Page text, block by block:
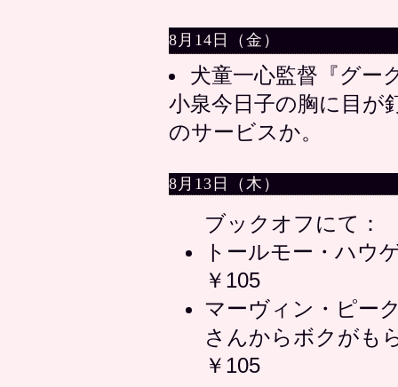
8月14日（金）
犬童一心監督『グー
小泉今日子の胸に目が
のサービスか。
8月13日（木）
ブックオフにて：
トールモー・ハウ
￥105
マーヴィン・ピー
さんからボクがも
￥105